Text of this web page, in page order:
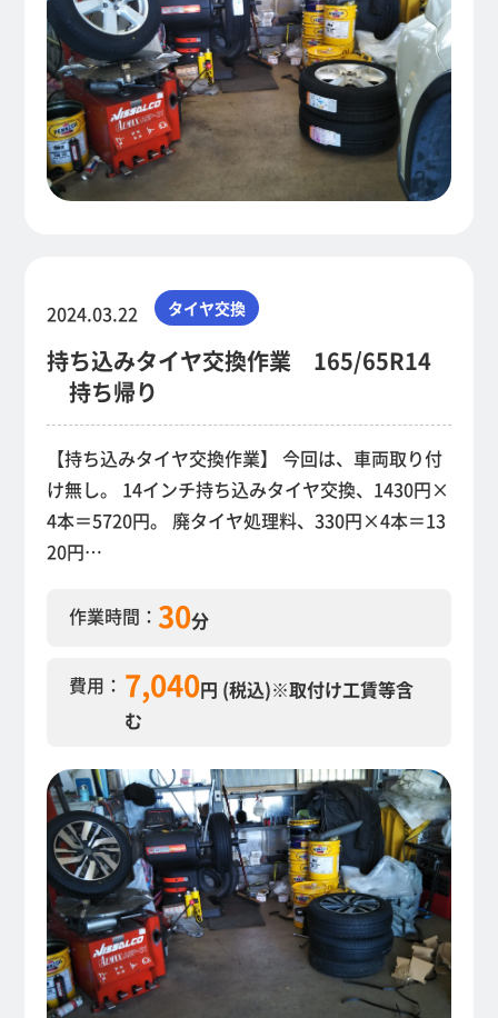
2024.03.22 タイヤ交換
持ち込みタイヤ交換作業 165/65R14
持ち帰り
【持ち込みタイヤ交換作業】 今回は、車両取り付
け無し。 14インチ持ち込みタイヤ交換、1430円×
4本＝5720円。 廃タイヤ処理料、330円×4本＝13
20円…
作業時間： 30分
費用： 7,040円 (税込)※取付け工賃等含
む